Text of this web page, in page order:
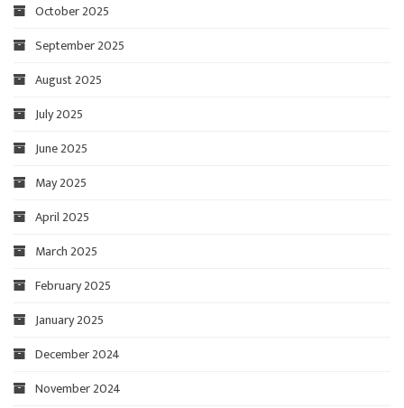
October 2025
September 2025
August 2025
July 2025
June 2025
May 2025
April 2025
March 2025
February 2025
January 2025
December 2024
November 2024